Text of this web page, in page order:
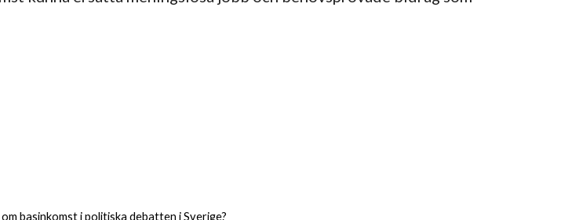
basinkomst i politiska debatten i Sverige?